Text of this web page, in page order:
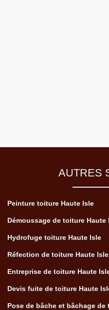
AUTRES
Peinture toiture Haute Isle
Démoussage de toiture Haute
Hydrofuge toiture Haute Isle
Réfection de toiture Haute Isle
Entreprise de toiture Haute
Devis fuite de toiture Haute
Pose de bâche et bâchage de